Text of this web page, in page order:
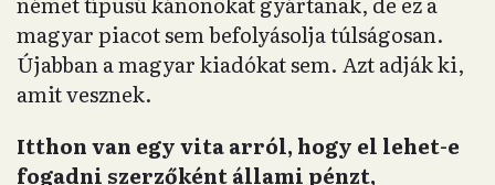
magyar piacot sem befolyásolja túlságosan.
Újabban a magyar kiadókat sem. Azt adják ki,
amit vesznek.
Itthon van egy vita arról, hogy el lehet-e
fogadni szerzőként állami pénzt,